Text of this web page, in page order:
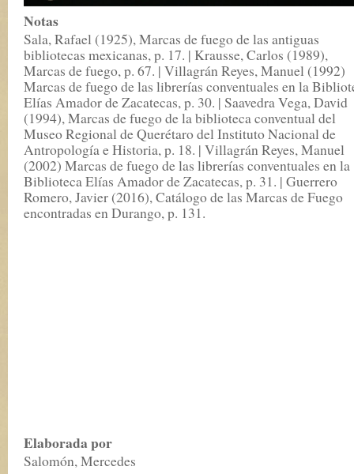
Notas
Sala, Rafael (1925), Marcas de fuego de las antiguas
bibliotecas mexicanas, p. 17. | Krausse, Carlos (1989),
Marcas de fuego, p. 67. | Villagrán Reyes, Manuel (1992)
Marcas de fuego de las librerías conventuales en la
Elías Amador de Zacatecas, p. 30. | Saavedra Vega, David
(1994), Marcas de fuego de la biblioteca conventual del
Museo Regional de Querétaro del Instituto Nacional de
Antropología e Historia, p. 18. | Villagrán Reyes, Manuel
(2002) Marcas de fuego de las librerías conventuales en la
Biblioteca Elías Amador de Zacatecas, p. 31. | Guerrero
Romero, Javier (2016), Catálogo de las Marcas de Fuego
encontradas en Durango, p. 131.
Elaborada por
Salomón, Mercedes